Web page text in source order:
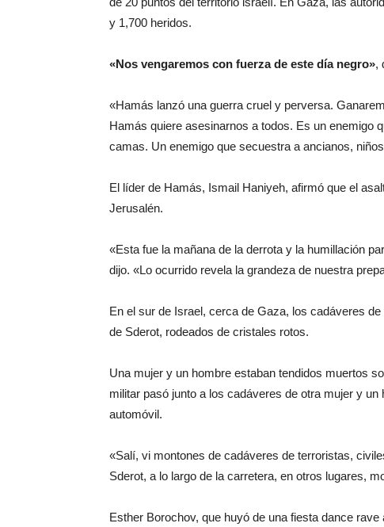
y 1,700 heridos.
«Nos vengaremos con fuerza de este día negro»,
«Hamás lanzó una guerra cruel y perversa.
Hamás quiere asesinarnos a todos. Es un enemigo
camas. Un enemigo que secuestra a ancianos,
El líder de Hamás, Ismail Haniyeh, afirmó que el
Jerusalén.
«Esta fue la mañana de la derrota y la humillación
dijo. «Lo ocurrido revela la grandeza de nuestra
En el sur de Israel, cerca de Gaza, los cadáveres
de Sderot, rodeados de cristales rotos.
Una mujer y un hombre estaban tendidos muertos
militar pasó junto a los cadáveres de otra mujer y
automóvil.
«Salí, vi montones de cadáveres de terroristas,
Sderot, a lo largo de la carretera, en otros lugares,
Esther Borochov, que huyó de una fiesta dance